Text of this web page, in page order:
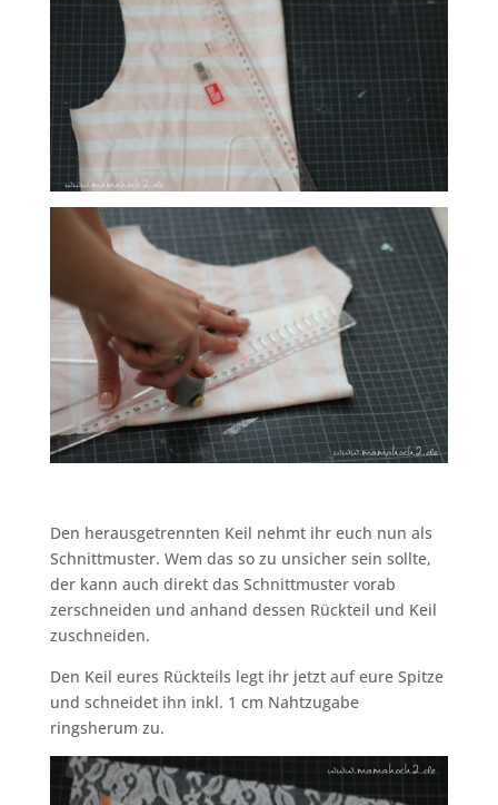
Den herausgetrennten Keil nehmt ihr euch nun als
Schnittmuster. Wem das so zu unsicher sein sollte,
der kann auch direkt das Schnittmuster vorab
zerschneiden und anhand dessen Rückteil und Keil
zuschneiden.
Den Keil eures Rückteils legt ihr jetzt auf eure Spitze
und schneidet ihn inkl. 1 cm Nahtzugabe
ringsherum zu.